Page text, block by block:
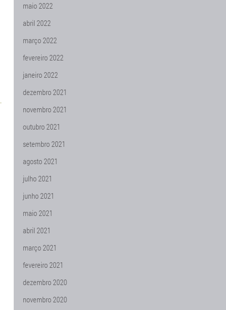
maio 2022
abril 2022
março 2022
fevereiro 2022
janeiro 2022
dezembro 2021
novembro 2021
outubro 2021
setembro 2021
agosto 2021
julho 2021
junho 2021
maio 2021
abril 2021
março 2021
fevereiro 2021
dezembro 2020
novembro 2020